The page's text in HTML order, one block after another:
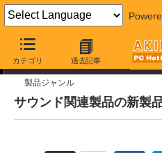
カテゴリ 過去記事
今週見つけた新製品
製品ジャンル
サウンド関連製品の新製